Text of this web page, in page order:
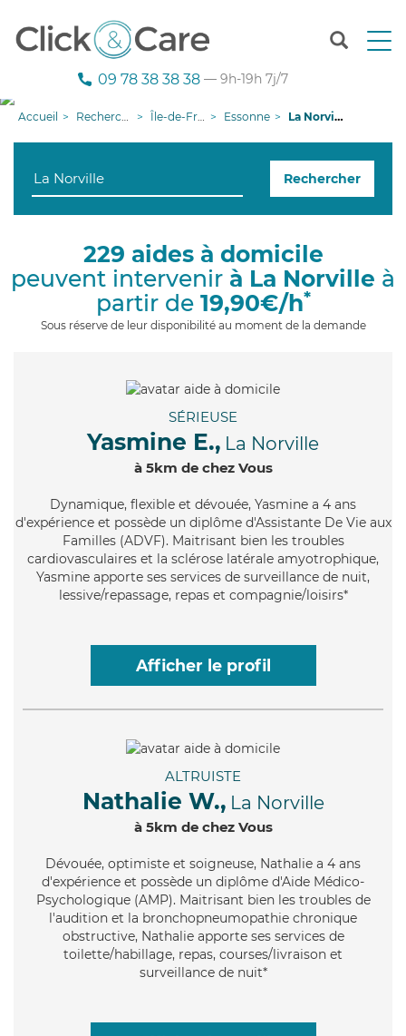
T
n
g
09 78 38 38 38 — 9h-19h 7j/7
Accueil Recherche aide à domicile Île-de-France Essonne La Norville
Rechercher
229 aides à domicile
peuvent intervenir à La Norville à
partir de 19,90€/h*
Sous réserve de leur disponibilité au moment de la demande
SÉRIEUSE
Yasmine E., La Norville
à 5km de chez Vous
Dynamique, flexible et dévouée, Yasmine a 4 ans
d'expérience et possède un diplôme d'Assistante De Vie aux
Familles (ADVF). Maitrisant bien les troubles
cardiovasculaires et la sclérose latérale amyotrophique,
Yasmine apporte ses services de surveillance de nuit,
lessive/repassage, repas et compagnie/loisirs*
Afficher le profil
ALTRUISTE
Nathalie W., La Norville
à 5km de chez Vous
Dévouée, optimiste et soigneuse, Nathalie a 4 ans
d'expérience et possède un diplôme d'Aide Médico-
Psychologique (AMP). Maitrisant bien les troubles de
l'audition et la bronchopneumopathie chronique
obstructive, Nathalie apporte ses services de
toilette/habillage, repas, courses/livraison et
surveillance de nuit*